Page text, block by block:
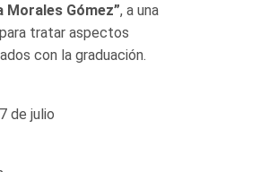
Morales Gómez”, a una
tratar aspectos
con la graduación.
de julio